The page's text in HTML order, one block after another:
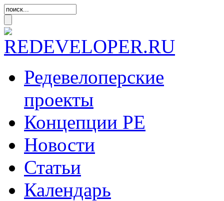
Редевелоперские
проекты
Концепции РЕ
Новости
Статьи
Календарь